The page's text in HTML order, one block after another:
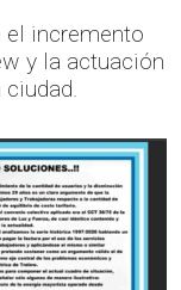
el incremento
y la actuación